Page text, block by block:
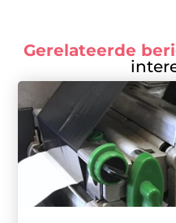
Gerelateerde